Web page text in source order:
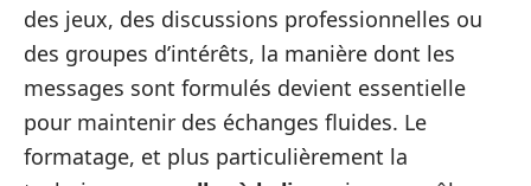
des jeux, des discussions professionnelles ou
des groupes d’intérêts, la manière dont les
messages sont formulés devient essentielle
pour maintenir des échanges fluides. Le
formatage, et plus particulièrement la